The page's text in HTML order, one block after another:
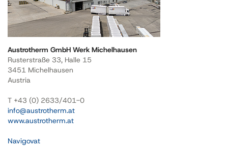
Austrotherm GmbH Werk Michelhausen
Rusterstraße 33, Halle 15
3451 Michelhausen
Austria
T +43 (0) 2633/401-0
info@austrotherm.at
www.austrotherm.at
Navigovat